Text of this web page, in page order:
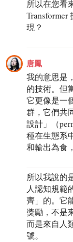
所以在您看
現？
唐鳳
我的意思是
的技術。但
它更像是一
群，它們共
設計」（
種在生態系
和輸出為食
所以我說的
人認知規範
齊」的。它
獎勵，不是
而是來自人
號。